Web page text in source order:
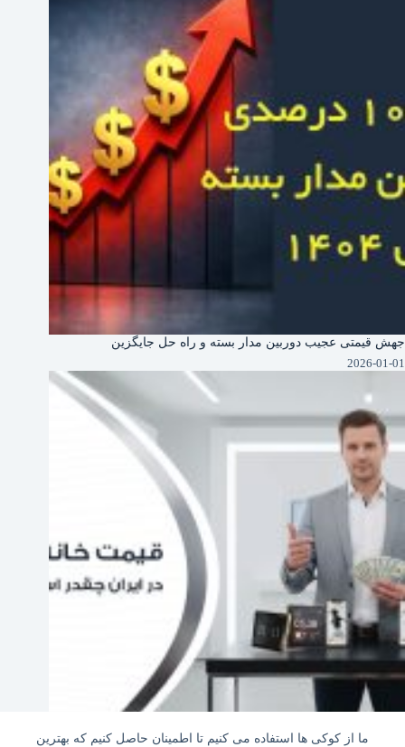
ما از کوکی ها استفاده می کنیم تا اطمینان حاصل کنیم که بهترین
جهش قیمتی عجیب دوربین‌ مدار بسته و راه حل جایگزین
2026-01-01
قیمت واقعی خانه هوشمند در ایران چقدر است؟